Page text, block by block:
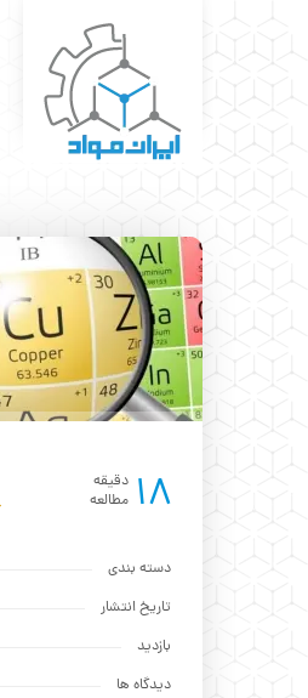
18 دقیقه
مطالعه
دسته بندی
تاریخ انتشار
بازدید
دیدگاه ها